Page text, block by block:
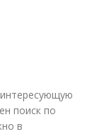
поиск по
в